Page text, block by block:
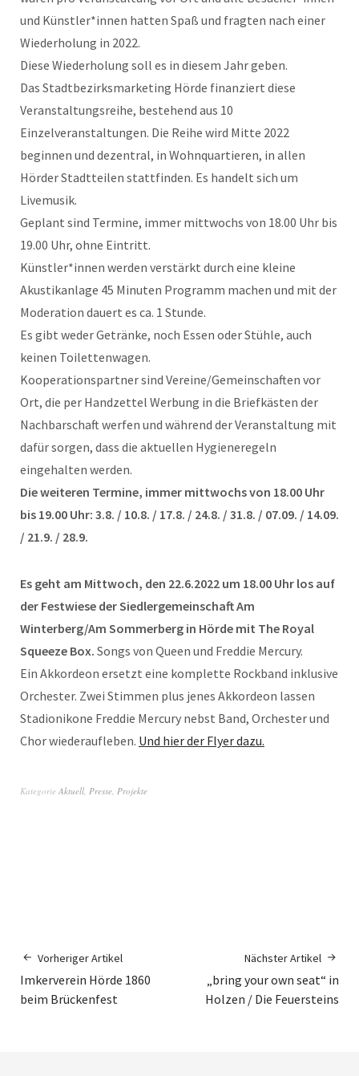
und Künstler*innen hatten Spaß und fragten nach einer
Wiederholung in 2022.
Diese Wiederholung soll es in diesem Jahr geben.
Das Stadtbezirksmarketing Hörde finanziert diese
Veranstaltungsreihe, bestehend aus 10
Einzelveranstaltungen. Die Reihe wird Mitte 2022
beginnen und dezentral, in Wohnquartieren, in allen
Hörder Stadtteilen stattfinden. Es handelt sich um
Livemusik.
Geplant sind Termine, immer mittwochs von 18.00 Uhr bis
19.00 Uhr, ohne Eintritt.
Künstler*innen werden verstärkt durch eine kleine
Akustikanlage 45 Minuten Programm machen und mit der
Moderation dauert es ca. 1 Stunde.
Es gibt weder Getränke, noch Essen oder Stühle, auch
keinen Toilettenwagen.
Kooperationspartner sind Vereine/Gemeinschaften vor
Ort, die per Handzettel Werbung in die Briefkästen der
Nachbarschaft werfen und während der Veranstaltung mit
dafür sorgen, dass die aktuellen Hygieneregeln
eingehalten werden.
Die weiteren Termine, immer mittwochs von 18.00 Uhr
bis 19.00 Uhr: 3.8. / 10.8. / 17.8. / 24.8. / 31.8. / 07.09. / 14.09.
/ 21.9. / 28.9.
Es geht am Mittwoch, den 22.6.2022 um 18.00 Uhr los auf
der Festwiese der Siedlergemeinschaft Am
Winterberg/Am Sommerberg in Hörde mit The Royal
Squeeze Box. Songs von Queen und Freddie Mercury.
Ein Akkordeon ersetzt eine komplette Rockband inklusive
Orchester. Zwei Stimmen plus jenes Akkordeon lassen
Stadionikone Freddie Mercury nebst Band, Orchester und
Chor wiederaufleben. Und hier der Flyer dazu.
Kategorie Aktuell Presse Projekte
Vorheriger Artikel
Imkerverein Hörde 1860
beim Brückenfest
Nächster Artikel
„bring your own seat“ in
Holzen / Die Feuersteins